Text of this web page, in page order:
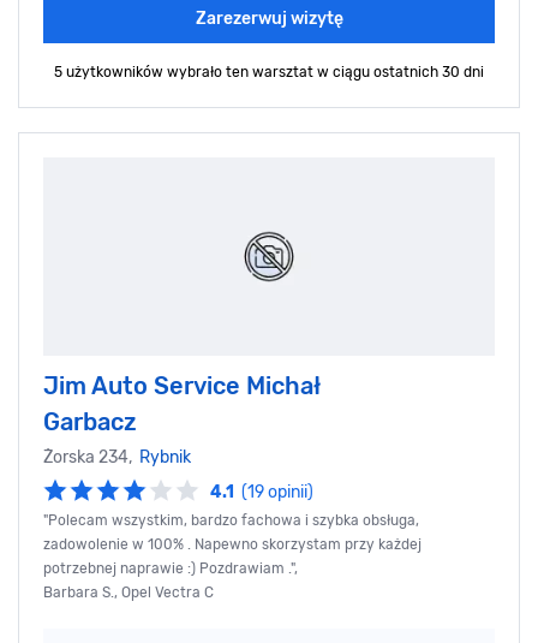
Zarezerwuj wizytę
5 użytkowników wybrało ten warsztat w ciągu ostatnich 30 dni
Jim Auto Service Michał
Garbacz
Żorska 234, Rybnik
4.1 (19 opinii)
"Polecam wszystkim, bardzo fachowa i szybka obsługa,
zadowolenie w 100% . Napewno skorzystam przy każdej
potrzebnej naprawie :) Pozdrawiam .",
Barbara S., Opel Vectra C